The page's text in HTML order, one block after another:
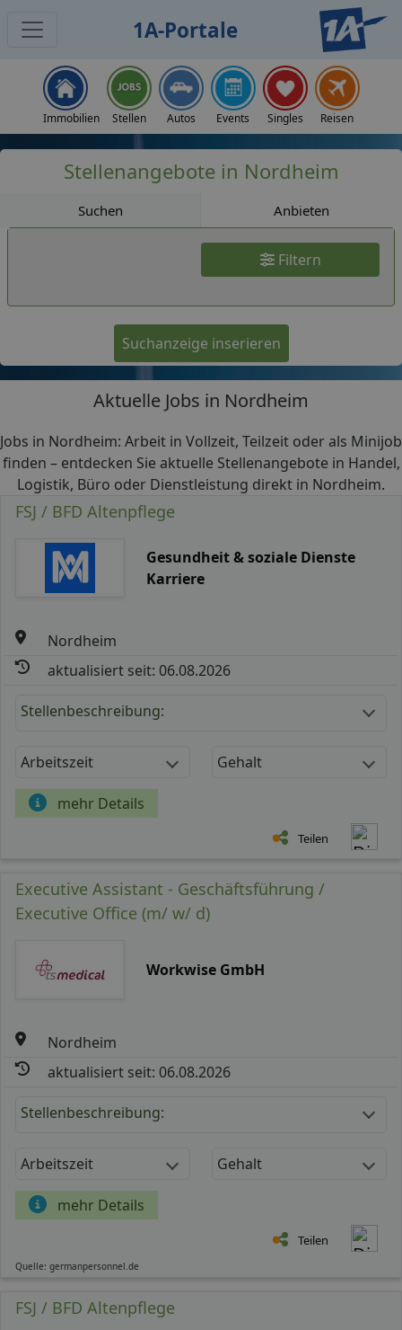
1A-Portale
Immobilien Stellen Autos Events Singles Reisen
Stellenangebote in Nordheim
Suchen Anbieten
Filtern
Suchanzeige inserieren
Aktuelle Jobs in Nordheim
Jobs in Nordheim: Arbeit in Vollzeit, Teilzeit oder als Minijob
finden – entdecken Sie aktuelle Stellenangebote in Handel,
Logistik, Büro oder Dienstleistung direkt in Nordheim.
FSJ / BFD Altenpflege
Gesundheit & soziale Dienste
Karriere
Nordheim
aktualisiert seit: 06.08.2026
Stellenbeschreibung:
Arbeitszeit Gehalt
mehr Details
Teilen
Executive Assistant - Geschäftsführung /
Executive Office (m/ w/ d)
Workwise GmbH
Nordheim
aktualisiert seit: 06.08.2026
Stellenbeschreibung:
Arbeitszeit Gehalt
mehr Details
Teilen
Quelle: germanpersonnel.de
FSJ / BFD Altenpflege